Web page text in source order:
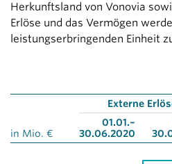
Herkunftsland von Vonovia
Erlöse und das Vermögen
leistungserbringenden Einheit
Externe
in Mio. €
01.01.–
30.06.2020